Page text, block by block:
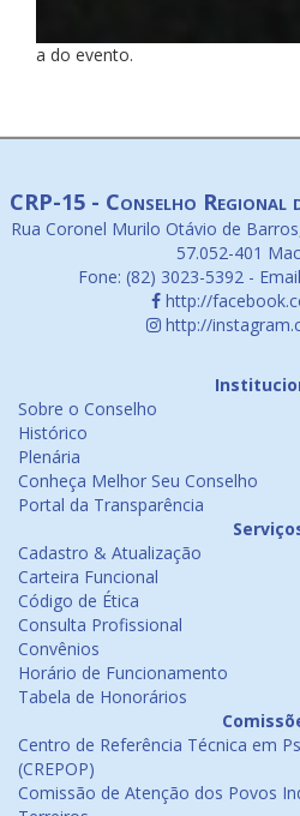
a do evento.
CRP-15 - Conselho Regional
Rua Coronel Murilo Otávio de
57.052-401
Fone: (82) 3023-5392 -
http://
http://
Sobre o Conselho
Histórico
Plenária
Conheça Melhor Seu Conselho
Portal da Transparência
Cadastro & Atualização
Carteira Funcional
Código de Ética
Consulta Profissional
Convênios
Horário de Funcionamento
Tabela de Honorários
Centro de Referência Técnica em
(CREPOP)
Comissão de Atenção dos Povos